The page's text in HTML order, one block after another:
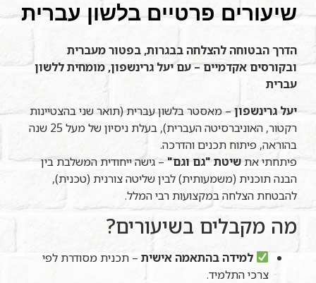
שיעורים פרטיים בלשון עברית
הדרך הבטוחה להצלחה בבגרות, בפטור מעברית
ובקורסים אקדמיים – עם יעל גרינשפון, מומחית ללשון
עברית
יעל גרינשפון– מאסטר בלשון עברית (תואר שני בהצטיינות
רקטור, האוניברסיטה העברית), בעלת ניסיון של מעל 25 שנה
בהוראה, פיתוח תכנים והדרכה.
פיתחתי אתשיטת "גם וגם"– גישה ייחודית המשלבת בין
הבנה תוכנית (משמעותית) לבין שליטה צורנית (טכנית),
להבטחת הצלחה במקצועות רבי המלל.
מה מקבלים בשיעורים?
למידה בהתאמה אישית – תכנית מסודרת לפי
צרכי התלמיד.